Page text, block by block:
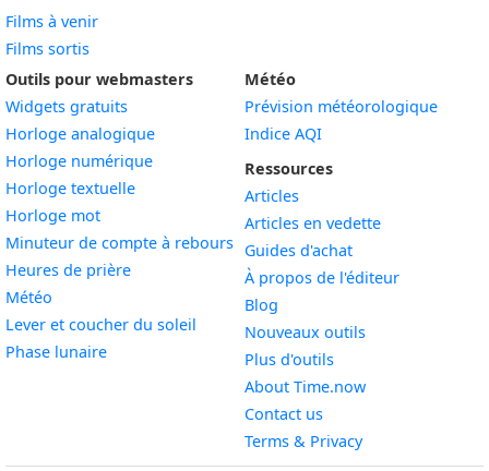
Films à venir
Films sortis
Outils pour webmasters
Widgets gratuits
Horloge analogiqueWidget
Horloge numériqueWidget
Horloge textuelleWidget
Horloge motWidget
Minuteur de compte à rebours Widget
Heures de prièreWidget
Météo
Lever et coucher du soleil
Phase lunaireWidget
Météo
Prévision météorologique
Indice AQI
Ressources
Articles
Articles en vedette
Guides d'achat
À propos de l'éditeur
Blog
Nouveaux outils
Plus d'outils
About Time.now
Contact us
Terms & Privacy